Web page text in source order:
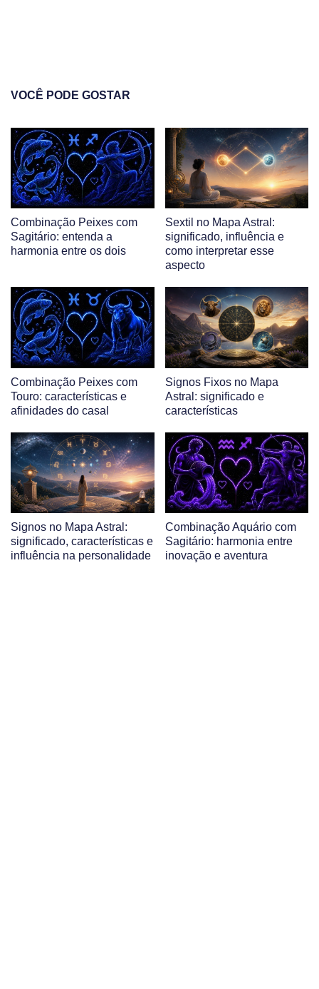
VOCÊ PODE GOSTAR
Combinação Peixes com
Sagitário: entenda a
harmonia entre os dois
Sextil no Mapa Astral:
significado, influência e
como interpretar esse
aspecto
Combinação Peixes com
Touro: características e
afinidades do casal
Signos Fixos no Mapa
Astral: significado e
características
Signos no Mapa Astral:
significado, características e
influência na personalidade
Combinação Aquário com
Sagitário: harmonia entre
inovação e aventura